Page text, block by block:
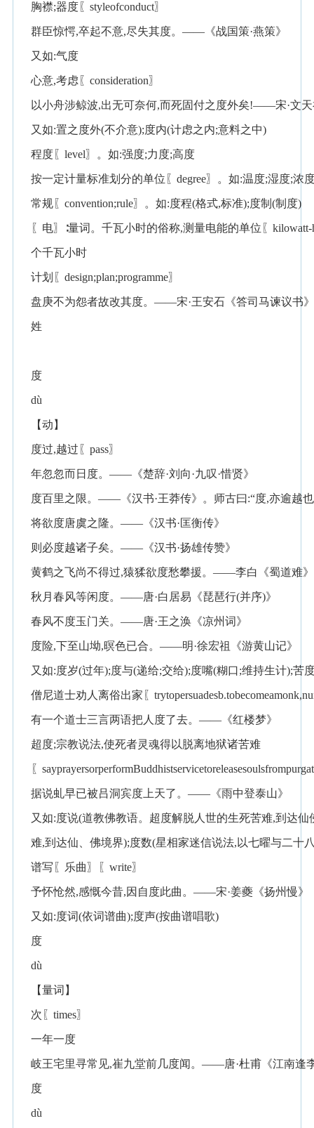
胸襟;器度〖styleofconduct〗
群臣惊愕,卒起不意,尽失其度。——《战国策·燕策》
又如:气度
心意,考虑〖consideration〗
以小舟涉鲸波,出无可奈何,而死固付之度外矣!——宋·文天
又如:置之度外(不介意);度内(计虑之内;意料之中)
程度〖level〗。如:强度;力度;高度
按一定计量标准划分的单位〖degree〗。如:温度;湿度;浓
常规〖convention;rule〗。如:度程(格式,标准);度制(制度)
〖电〗∶量词。千瓦小时的俗称,测量电能的单位〖
个千瓦小时
计划〖design;plan;programme〗
盘庚不为怨者故改其度。——宋·王安石《答司马谏议书》
姓
度
dù
【动】
度过,越过〖pass〗
年忽忽而日度。——《楚辞·刘向·九叹·惜贤》
度百里之限。——《汉书·王莽传》。师古曰:“度,亦逾越
将欲度唐虞之隆。——《汉书·匡衡传》
则必度越诸子矣。——《汉书·扬雄传赞》
黄鹤之飞尚不得过,猿猱欲度愁攀援。——李白《蜀道难》
秋月春风等闲度。——唐·白居易《琵琶行(并序)》
春风不度玉门关。——唐·王之涣《凉州词》
度险,下至山坳,暝色已合。——明·徐宏祖《游黄山记》
又如:度岁(过年);度与(递给;交给);度嘴(糊口;维持生计);苦
僧尼道士劝人离俗出家〖
有一个道士三言两语把人度了去。——《红楼梦》
超度;宗教说法,使死者灵魂得以脱离地狱诸苦难
〖
据说虬早已被吕洞宾度上天了。——《雨中登泰山》
又如:度说(道教佛教语。超度解脱人世的生死苦难,到达
难,到达仙、佛境界);度数(星相家迷信说法,以七曜与二十
谱写〖乐曲〗〖write〗
予怀怆然,感慨今昔,因自度此曲。——宋·姜夔《扬州慢》
又如:度词(依词谱曲);度声(按曲谱唱歌)
度
dù
【量词】
次〖times〗
一年一度
岐王宅里寻常见,崔九堂前几度闻。——唐·杜甫《江南逢
度
dù